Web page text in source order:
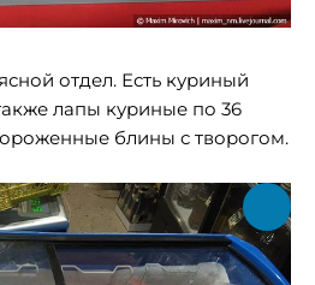
отдел. Есть куриный
лапы куриные по 36
блины с творогом.